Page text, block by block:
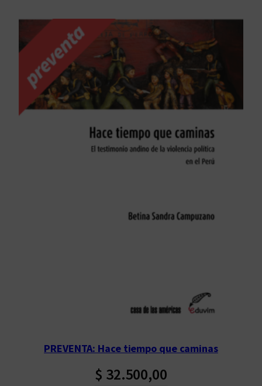
PREVENTA: Hace tiempo que caminas
$ 32.500,00